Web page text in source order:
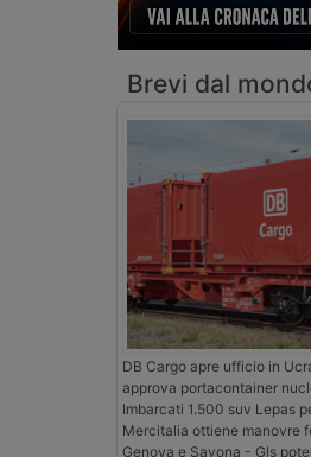
Brevi dal
DB Cargo apre ufficio in
approva portacontainer
Imbarcati 1.500 suv Lepas
Mercitalia ottiene manovre
Genova e Savona - Gls